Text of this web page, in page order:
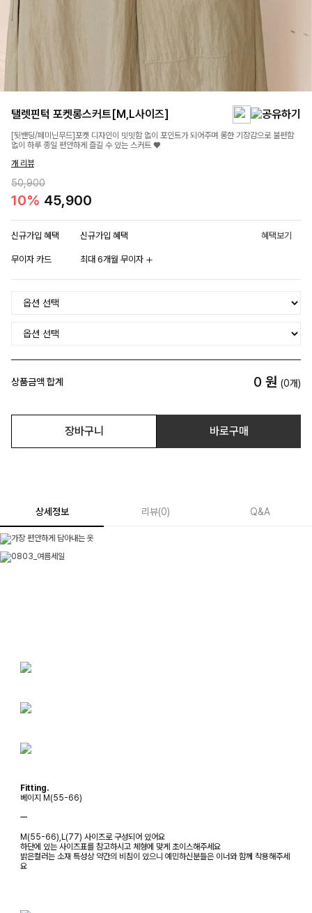
탤렛핀턱 포켓롱스커트[M,L사이즈]
[뒷밴딩/페미닌무드]포켓 디자인이 밋밋함 없이 포인트가 되어주며 롱한 기장감으로 불편함
없이 하루 종일 편안하게 즐길 수 있는 스커트 ♥
개 리뷰
50,900
10% 45,900
신규가입 혜택 신규가입 혜택 혜택보기
무이자 카드 최대 6개월 무이자
상품금액 합계 0 원 (0개)
장바구니 바로구매
상세정보 리뷰(0) Q&A
Fitting.
베이지 M(55-66)
ㅡ
M(55-66),L(77) 사이즈로 구성되어 있어요
하단에 있는 사이즈표를 참고하시고 체형에 맞게 초이스해주세요
밝은컬러는 소재 특성상 약간의 비침이 있으니 예민하신분들은 이너와 함께 착용해주세
요